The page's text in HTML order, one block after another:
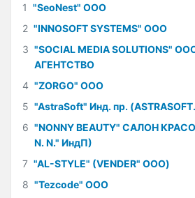
1 "SeoNest" ООО
2 "INNOSOFT SYSTEMS" ООО
3 "SOCIAL MEDIA SOLUTIONS"
АГЕНТСТВО
4 "ZORGO" ООО
5 "AstraSoft" Инд. пр.
6 "NONNY BEAUTY" САЛОН
N. N." ИндП)
7 "AL-STYLE" (VENDER" ООО)
8 "Tezcode" ООО